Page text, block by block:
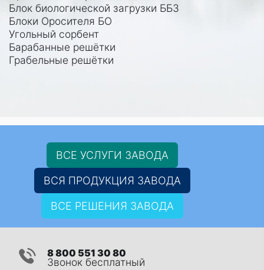
Блок биологической загрузки ББЗ
Блоки Оросителя БО
Угольный сорбент
Барабанные решётки
Грабельные решётки
ВСЕ УСЛУГИ ЗАВОДА
ВСЯ ПРОДУКЦИЯ ЗАВОДА
ВСЕ РЕШЕНИЯ ЗАВОДА
8 800 551 30 80
Звонок бесплатный